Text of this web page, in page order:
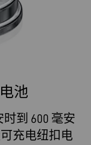
池
时到 600 毫安
充电纽扣电